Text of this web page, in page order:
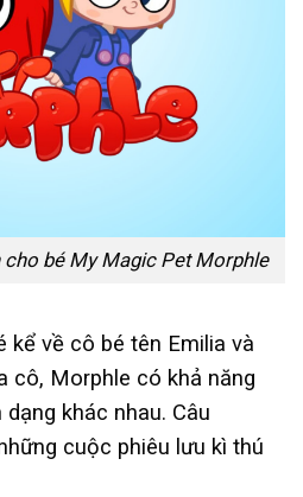
bé My Magic Pet Morphle
kể về cô bé tên Emilia và
cô, Morphle có khả năng
khác nhau. Câu
cuộc phiêu lưu kì thú